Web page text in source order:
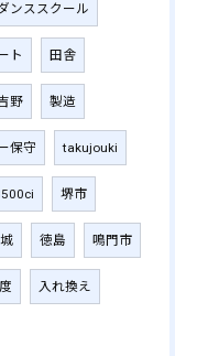
ンススクール
ト 田舎
野 製造
保守 takujouki
堺市
徳島 鳴門市
入れ換え